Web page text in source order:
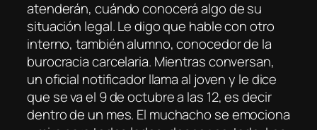
atenderán, cuándo conocerá algo de su
situación legal. Le digo que hable con otro
interno, también alumno, conocedor de la
burocracia carcelaria. Mientras conversan,
un oficial notificador llama al joven y le dice
que se va el 9 de octubre a las 12, es decir
dentro de un mes. El muchacho se emociona